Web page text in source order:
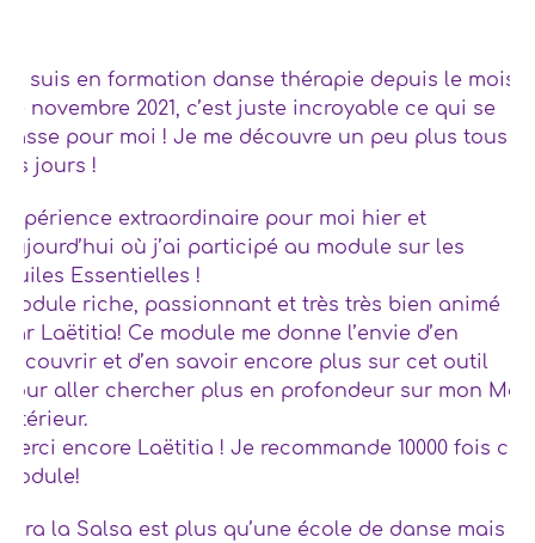
Je suis en formation danse thérapie depuis le mois
de novembre 2021, c’est juste incroyable ce qui se
passe pour moi ! Je me découvre un peu plus tous
les jours !
Expérience extraordinaire pour moi hier et
aujourd’hui où j’ai participé au module sur les
Huiles Essentielles !
Module riche, passionnant et très très bien animé
par Laëtitia! Ce module me donne l’envie d’en
découvrir et d’en savoir encore plus sur cet outil
pour aller chercher plus en profondeur sur mon Moi
intérieur.
Merci encore Laëtitia ! Je recommande 10000 fois ce
module!
Para la Salsa est plus qu’une école de danse mais